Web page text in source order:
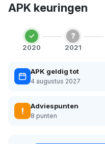
APK keuringen
2020
?
2021
APK geldig tot
4 augustus 2027
! Adviespunten
8 punten